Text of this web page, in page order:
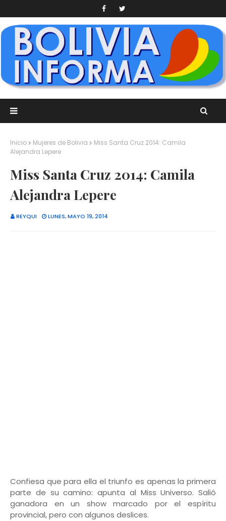
Inicio Mujeres de Bolivia
Miss Santa Cruz 2014: Camila
Alejandra Lepere
Miss Santa Cruz 2014: Camila
Alejandra Lepere
REYQUI LUNES, MAYO 19, 2014
Confiesa que para ella el triunfo es apenas la primera
parte de su camino: apunta al Miss Universo. Salió
ganadora en un show marcado por el espíritu
provincial, pero con algunos deslices.